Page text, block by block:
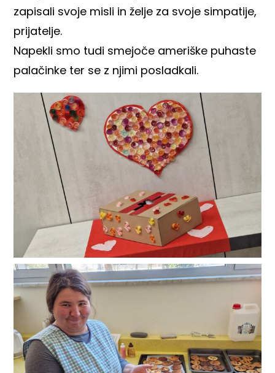
zapisali svoje misli in želje za svoje simpatije,
prijatelje.
Napekli smo tudi smejoče ameriške puhaste
palačinke ter se z njimi posladkali.